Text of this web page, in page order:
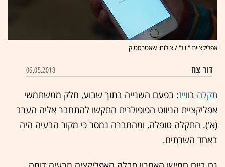
אפליקציית "וויז" / צילום: שאטרסטוק
דור צח 06.05.2018
תקלה בווייז: בפעם השנייה בתוך שבוע, חלק ממשתמשי
אפליקציית הניווט הפופולרית התקשו להתחבר אליה הערב
(א'). התקלה טופלה, ומהחברה נמסר כי מקור הבעיה היה
באחד השרתים.